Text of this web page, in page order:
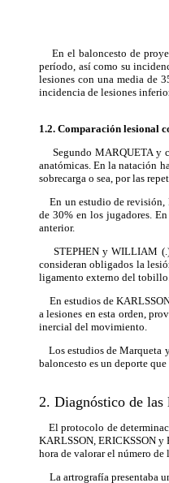
En el baloncesto de
período, así como su
lesiones con una media de
incidencia de lesiones
1.2. Comparación lesional
Segundo MARQUETA y
anatómicas. En la natación
sobrecarga o sea, por las
En un estudio de revisión,
de 30% en los jugadores.
anterior.
STEPHEN y WILLIAM (.)
consideran obligados la
ligamento externo del
En estudios de
a lesiones en esta orden,
inercial del movimiento.
Los estudios de Marqueta
baloncesto es un deporte
2. Diagnóstico de
El protocolo de
KARLSSON, ERICKSSON y
hora de valorar el número de
La artrografía presentaba